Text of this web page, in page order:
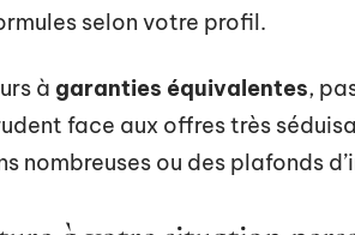
selon votre profil.
à garanties équivalentes,
face aux offres très
nombreuses ou des plafonds